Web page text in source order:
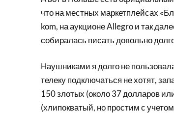
что на местных маркетплейсах
kom, на аукционе Allegro и так
собиралась писать довольно
Наушниками я долго не
телеку подключаться не хотят,
150 злотых (около 37 долларов
(хлипокватый, но простим с